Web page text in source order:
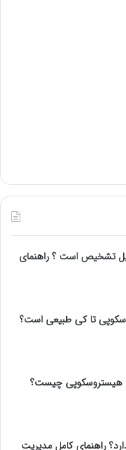
تشخیص است ؟ راهنمای
تا کی طبیعی است؟
هیستروسکوپی چیست؟
راهنمای کامل مدیریت